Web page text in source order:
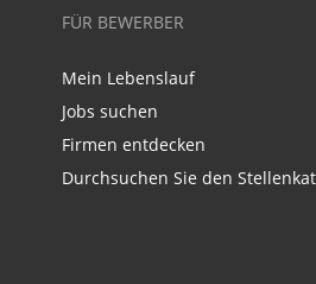
FÜR BEWERBER
Mein Lebenslauf
Jobs suchen
Firmen entdecken
Durchsuchen Sie den